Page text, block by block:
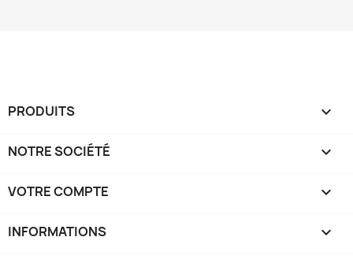
PRODUITS 
NOTRE SOCIÉTÉ 
VOTRE COMPTE 
INFORMATIONS keyboard_arrow_down